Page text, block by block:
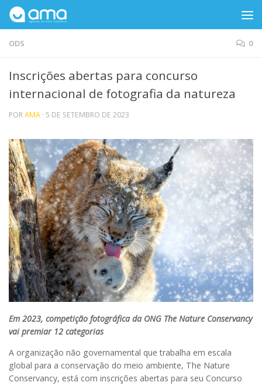
Skip to content
ODS 0
Inscrições abertas para concurso
internacional de fotografia da natureza
PORAMA · 5 DE SETEMBRO DE 2023
Em 2023, competição fotográfica da ONG The Nature Conservancy
vai premiar 12 categorias
A organização não governamental que trabalha em escala
global para a conservação do meio ambiente, The Nature
Conservancy, está com inscrições abertas para seu Concurso